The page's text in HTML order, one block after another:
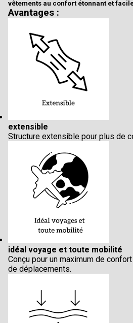
vêtements au confort étonnant et
Avantages :
extensible
Structure extensible pour plus de
idéal voyage et toute mobilité
Conçu pour un maximum de
de déplacements.